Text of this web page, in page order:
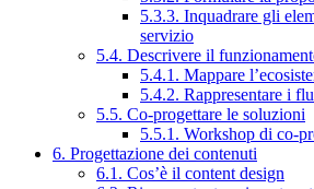
5.3.3. Inquadrare gli
servizio
5.4. Descrivere il
5.4.1. Mappare
5.4.2. Rappresentare i
5.5. Co-progettare le soluzioni
5.5.1. Workshop di co-
6. Progettazione dei contenuti
6.1. Cos’è il content design